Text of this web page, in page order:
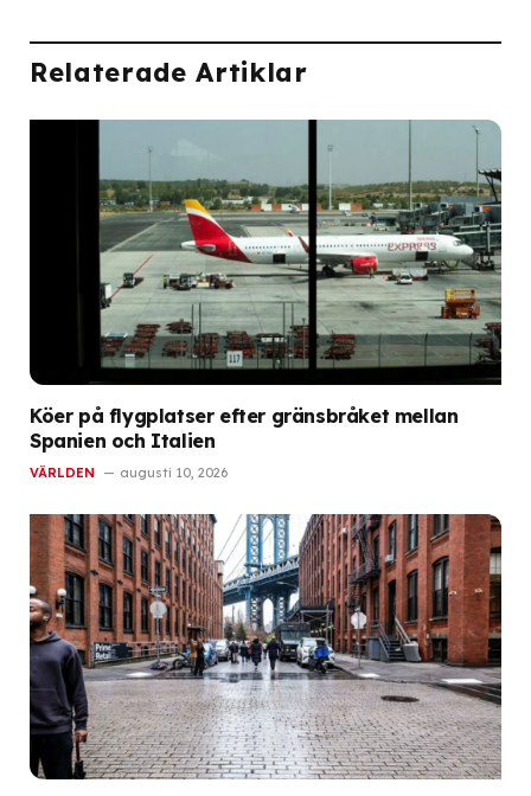
Relaterade Artiklar
Köer på flygplatser efter gränsbråket mellan
Spanien och Italien
VÄRLDEN augusti 10, 2026